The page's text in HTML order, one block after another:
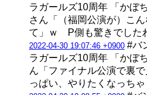
ラガールズ10周年 「かぼ
さん「（福岡公演が）こ
て」ｗ P側も驚きでした
2022-04-30 19:07:46 +0900 #バ
ラガールズ10周年 「かぼ
ん「ファイナル公演で裏
っぱい、やりたくなっちゃ